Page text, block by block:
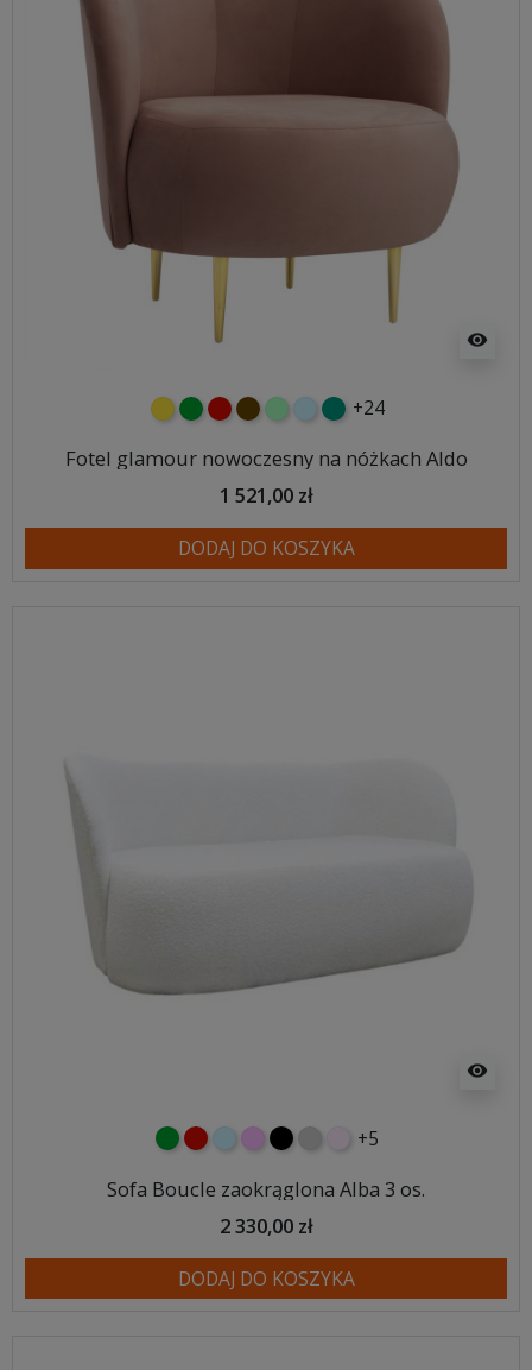
visibility
żółtyzielonyczerwony
czekoladowy
miętowybłękitny
turkusowy
+24
Fotel glamour nowoczesny na nóżkach Aldo
1 521,00 zł
DODAJ DO KOSZYKA
visibility
zielonyczerwony
błękitnyróżowy
czarnyjasnoszary
jasny róż
+5
Sofa Boucle zaokrąglona Alba 3 os.
2 330,00 zł
DODAJ DO KOSZYKA